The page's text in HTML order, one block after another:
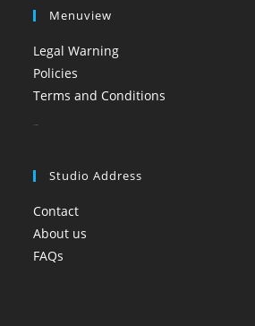
Menuview
Legal Warning
Policies
Terms and Conditions
Studio Address
Contact
About us
FAQs